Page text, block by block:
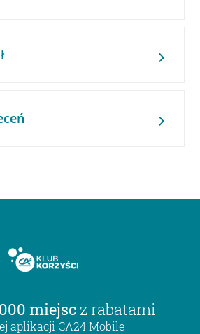
miejsc z rabatami
aplikacji CA24 Mobile